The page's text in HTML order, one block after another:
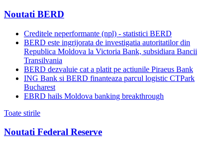
Noutati BERD
Creditele neperformante (npl) - statistici BERD
BERD este ingrijorata de investigatia autoritatilor din
Republica Moldova la Victoria Bank, subsidiara Bancii
Transilvania
BERD dezvaluie cat a platit pe actiunile Piraeus Bank
ING Bank si BERD finanteaza parcul logistic CTPark
Bucharest
EBRD hails Moldova banking breakthrough
Toate stirile
Noutati Federal Reserve